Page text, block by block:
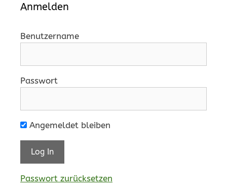
Anmelden
Benutzername
Passwort
Angemeldet bleiben
Passwort zurücksetzen